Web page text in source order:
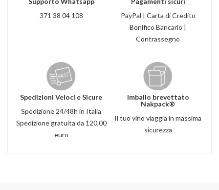
371 38 04 108
PayPal | Carta di Credito
Bonifico Bancario |
Contrassegno
Spedizioni Veloci e Sicure
Spedizione 24/48h in Italia
Spedizione gratuita da 120,00
euro
Imballo brevettato
Nakpack®
Il tuo vino viaggia in massima
sicurezza